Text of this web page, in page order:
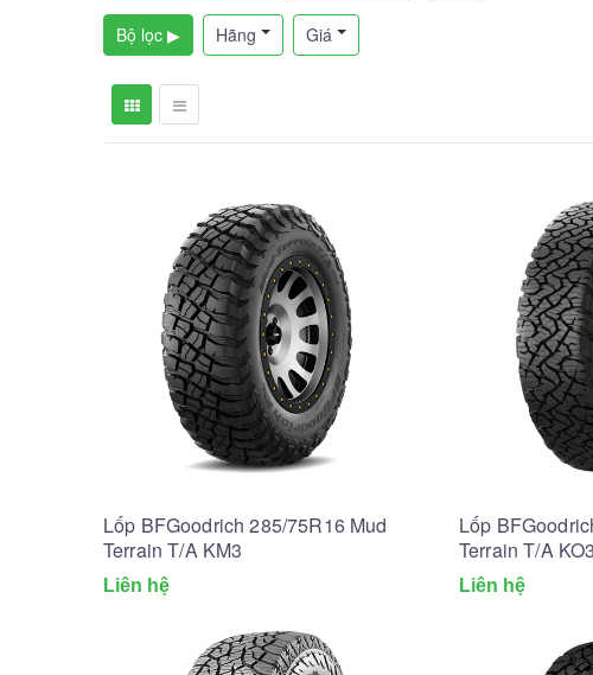
Bộ lọc ▶ Hãng Giá
Lốp BFGoodrich 285/75R16 Mud
Terrain T/A KM3
Liên hệ
Lốp
Terrain T/A KO3
Liên hệ